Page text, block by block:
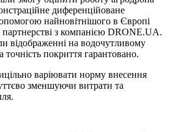
диференційоване
найновітнішого в Європі
з компанією DRONE.UA.
відображенні на водочутливому
точність покриття гарантовано.
варіювати норму внесення
зменшуючи витрати та